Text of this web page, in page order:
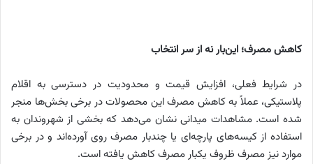
کاهش مصرف؛ این‌بار نه از سر انتخاب
در شرایط فعلی، افزایش قیمت و محدودیت در دسترسی به اقلام
پلاستیکی، عملاً به کاهش مصرف این محصولات در برخی بخش‌ها منجر
شده است. مشاهدات میدانی نشان می‌دهد که بخشی از شهروندان به
استفاده از کیسه‌های پارچه‌ای یا چندبار مصرف روی آورده‌اند و در برخی
موارد نیز مصرف ظروف یکبار مصرف کاهش یافته است.